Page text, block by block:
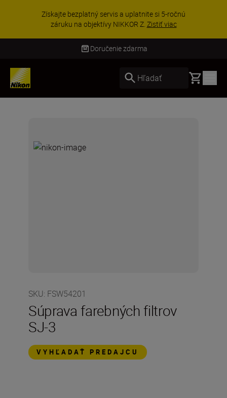
Získajte bezplatný servis a uplatnite si 5-ročnú
záruku na objektívy NIKKOR Z. Zistiť viac
Doručenie zdarma
Hľadať Basket
SKU: FSW54201
Súprava farebných filtrov
SJ-3
VYHĽADAŤ PREDAJCU